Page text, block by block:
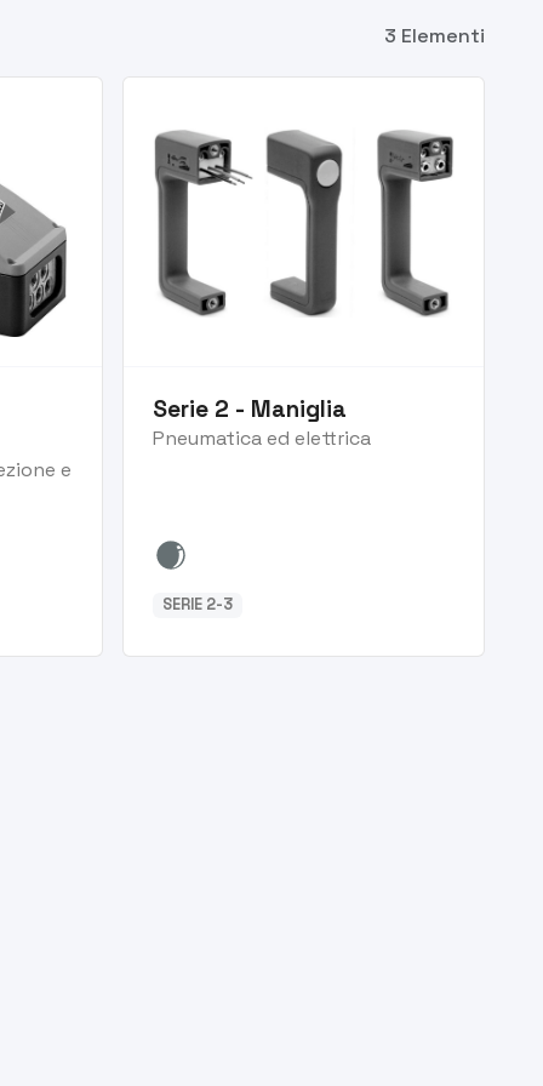
3 Elementi
e
Serie 2 - Maniglia
Pneumatica ed elettrica
SERIE 2-3